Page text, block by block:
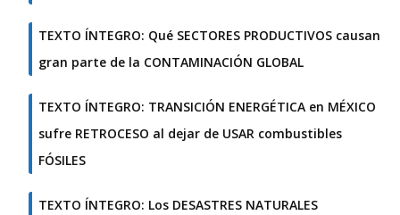
TEXTO ÍNTEGRO: Qué SECTORES PRODUCTIVOS causan
gran parte de la CONTAMINACIÓN GLOBAL
TEXTO ÍNTEGRO: TRANSICIÓN ENERGÉTICA en MÉXICO
sufre RETROCESO al dejar de USAR combustibles
FÓSILES
TEXTO ÍNTEGRO: Los DESASTRES NATURALES